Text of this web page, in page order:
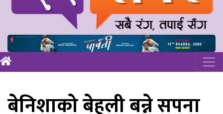
बेनिशाको बेहुली बन्ने सपना